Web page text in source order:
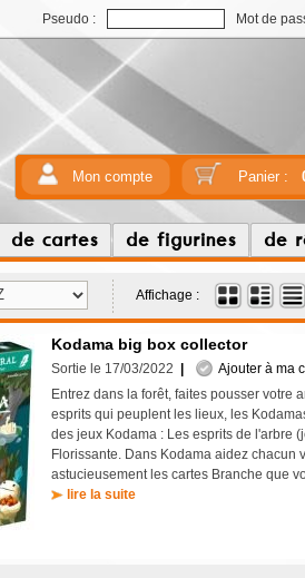
Pseudo : Mot de
Mon compte Panier :
de cartes de figurines de
Affichage :
Kodama big box collector
Sortie le 17/03/2022
Ajouter à ma
Entrez dans la forêt, faites pousser votre
esprits qui peuplent les lieux, les
des jeux Kodama : Les esprits de l'arbre
Florissante. Dans Kodama aidez chacun
astucieusement les cartes Branche que
lire la suite